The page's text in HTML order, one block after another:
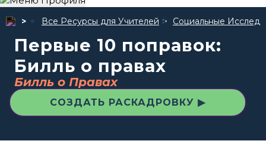
Все Ресурсы для Учителей Социальные
Первые 10 поправок:
Билль о правах
Билль о Правах
СОЗДАТЬ РАСКАДРОВКУ ▶